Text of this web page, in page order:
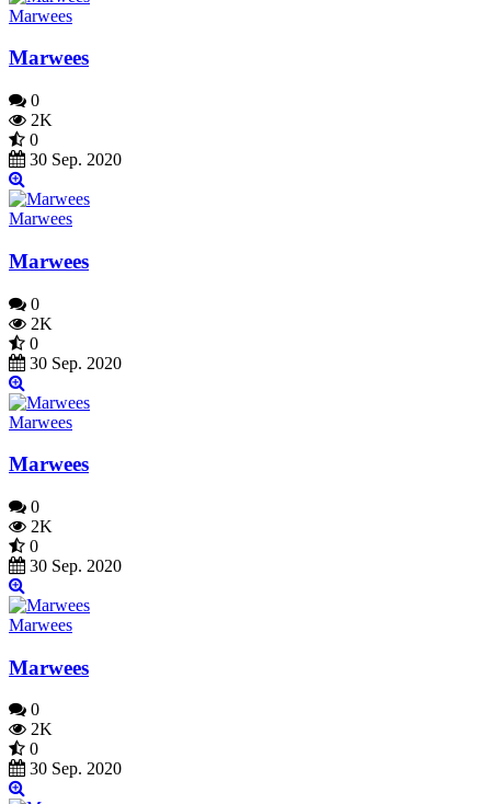
Marwees
Marwees
0
2K
0
30 Sep. 2020
Marwees
Marwees
0
2K
0
30 Sep. 2020
Marwees
Marwees
0
2K
0
30 Sep. 2020
Marwees
Marwees
0
2K
0
30 Sep. 2020